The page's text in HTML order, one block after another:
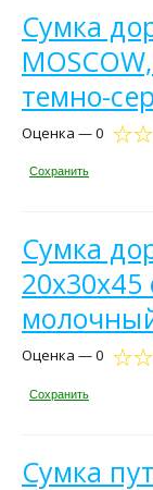
Сумка
темно-
Оценка — 0
Сохранить
Сумка
Оценка — 0
Сохранить
Сумка